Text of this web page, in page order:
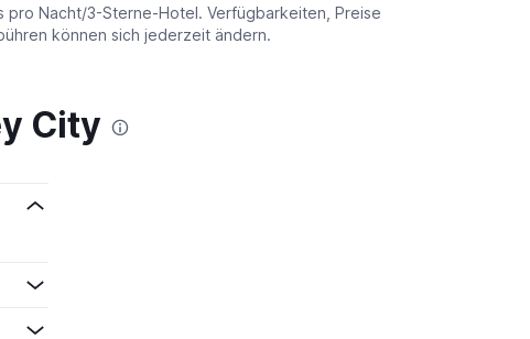
pro Nacht/3-Sterne-Hotel. Verfügbarkeiten, Preise
können sich jederzeit ändern.
City